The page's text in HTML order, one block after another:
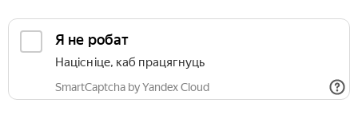
Я не робат
Націсніце, каб працягнуць
SmartCaptcha by Yandex Cloud